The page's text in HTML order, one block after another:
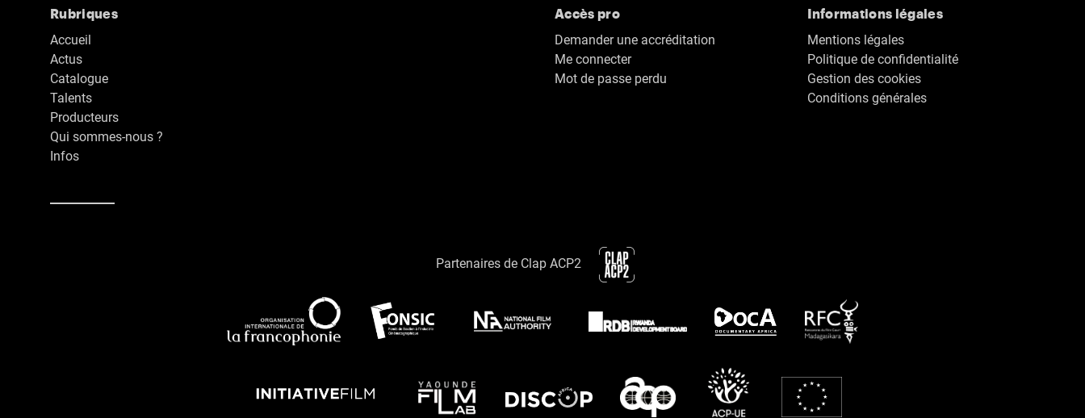
Rubriques
Accueil
Actus
Catalogue
Talents
Producteurs
Qui sommes-nous ?
Infos
Accès pro
Demander une accréditation
Me connecter
Mot de passe perdu
Informations légales
Mentions légales
Politique de confidentialité
Gestion des cookies
Conditions générales
Partenaires de Clap ACP2